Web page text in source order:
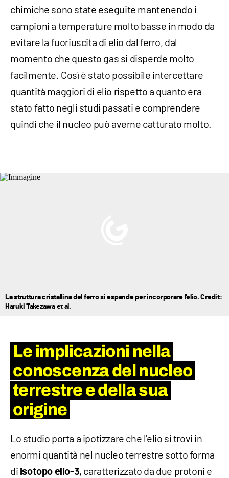
chimiche sono state eseguite mantenendo i
campioni a temperature molto basse in modo da
evitare la fuoriuscita di elio dal ferro, dal
momento che questo gas si disperde molto
facilmente. Così è stato possibile intercettare
quantità maggiori di elio rispetto a quanto era
stato fatto negli studi passati e comprendere
quindi che il nucleo può averne catturato molto.
La struttura cristallina del ferro si espande per incorporare l'elio. Credit:
Haruki Takezawa et al.
Le implicazioni nella
conoscenza del nucleo
terrestre e della sua
origine
Lo studio porta a ipotizzare che l’elio si trovi in
enormi quantità nel nucleo terrestre sotto forma
di isotopo elio-3, caratterizzato da due protoni e